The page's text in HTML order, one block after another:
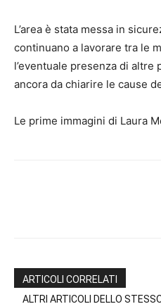
L’area è stata messa in
continuano a lavorare tra le
l’eventuale presenza di
ancora da chiarire le cause
Le prime immagini di Laura
ARTICOLI CORRELATI
ALTRI ARTICOLI DELLO